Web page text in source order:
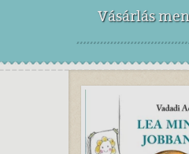
Vásárlás